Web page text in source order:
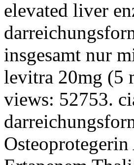
elevated liver
insgesamt nur
levitra 20mg (5
views: 52753.